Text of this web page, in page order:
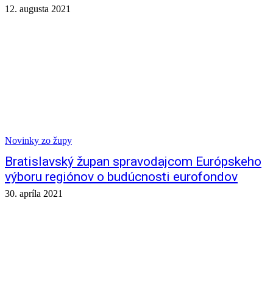
12. augusta 2021
Novinky zo župy
Bratislavský župan spravodajcom Európskeho
výboru regiónov o budúcnosti eurofondov
30. apríla 2021